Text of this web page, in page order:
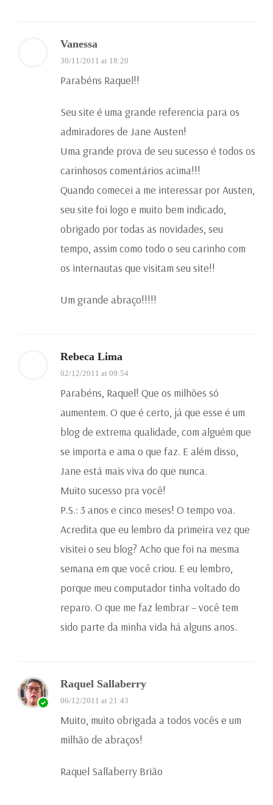
Vanessa
30/11/2011 at 18:20
Parabéns Raquel!!
Seu site é uma grande referencia para os
admiradores de Jane Austen!
Uma grande prova de seu sucesso é todos os
carinhosos comentários acima!!!
Quando comecei a me interessar por Austen,
seu site foi logo e muito bem indicado,
obrigado por todas as novidades, seu
tempo, assim como todo o seu carinho com
os internautas que visitam seu site!!
Um grande abraço!!!!!
Rebeca Lima
02/12/2011 at 09:54
Parabéns, Raquel! Que os milhões só
aumentem. O que é certo, já que esse é um
blog de extrema qualidade, com alguém que
se importa e ama o que faz. E além disso,
Jane está mais viva do que nunca.
Muito sucesso pra você!
P.S.: 3 anos e cinco meses! O tempo voa.
Acredita que eu lembro da primeira vez que
visitei o seu blog? Acho que foi na mesma
semana em que você criou. E eu lembro,
porque meu computador tinha voltado do
reparo. O que me faz lembrar – você tem
sido parte da minha vida há alguns anos.
Raquel Sallaberry
06/12/2011 at 21:43
Muito, muito obrigada a todos vocês e um
milhão de abraços!
Raquel Sallaberry Brião